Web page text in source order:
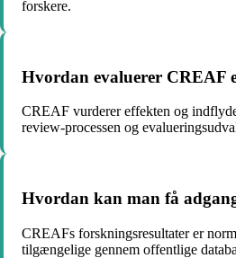
forskere.
Hvordan evaluerer CREAF
CREAF vurderer effekten og
review-processen og
Hvordan kan man få
CREAFs forskningsresultater er
tilgængelige gennem offentlige